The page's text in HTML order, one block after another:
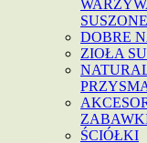
SUSZONE
DOBRE
ZIOŁA
ŚCIÓŁKI